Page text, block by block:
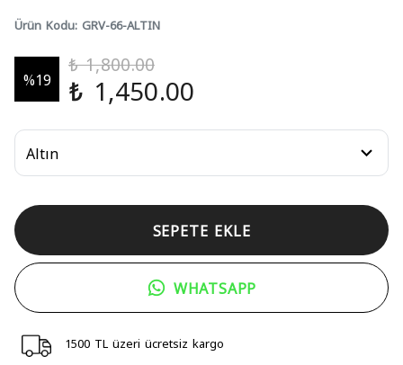
Ürün Kodu: GRV-66-ALTIN
%19
₺ 1,800.00
₺ 1,450.00
SEPETE EKLE
WHATSAPP
1500 TL üzeri ücretsiz kargo